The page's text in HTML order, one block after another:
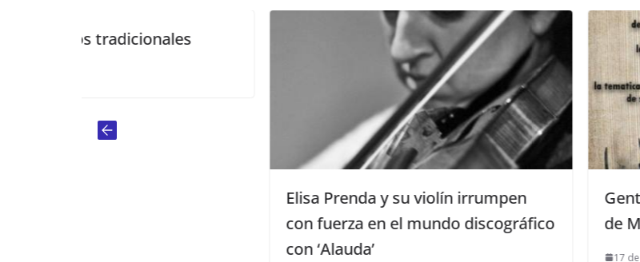
Elisa Prenda y su violín irrumpen
con fuerza en el mundo discográfico
Gente Inkieta celebra el I
de Microrrelatos